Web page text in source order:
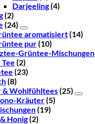
Darjeeling(4)
(2)
(24)
aromatisiert(14)
pur(10)
Grüntee-Mischungen
(2)
(23)
(8)
& Wohlfühltees(25)
Kräuter(5)
(19)
Honig(2)